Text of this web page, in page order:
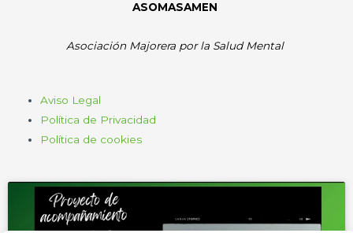
ASOMASAMEN
Asociación Majorera por la Salud Mental
Aviso Legal
Política de Privacidad
Política de cookies